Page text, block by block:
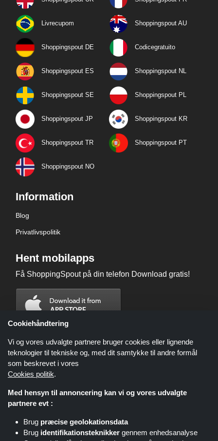
Livrecupom Shoppingspout AU
Shoppingspout DE Codicegratuito
Shoppingspout ES Shoppingspout NL
Shoppingspout SE Shoppingspout PL
Shoppingspout JP Shoppingspout KR
Shoppingspout TR Shoppingspout PT
Shoppingspout NO
Information
Blog
Privatlivspolitik
Hent mobilapps
Få ShoppingSpout på din telefon Download gratis!
Shoppingspout.com/dk eller dets personale er ikke involveret, når du
foretager et køb via disse links, Shoppingspout.com/dk optjener kun
Cookiehåndtering
Vi og vores udvalgte partnere bruger cookies eller lignende
teknologier til tekniske og, med dit samtykke til andre formål
som beskrevet i vores
Cookies politik.
Med hensyn til annoncering kan vi og vores udvalgte
partnere evt :
Brug præcise geolokationsdata
Brug identifikationsteknikker gennem enhedsanalyse